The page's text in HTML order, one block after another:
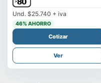
Und. $25.740 + iva
46% AHORRO
Cotizar
Ver